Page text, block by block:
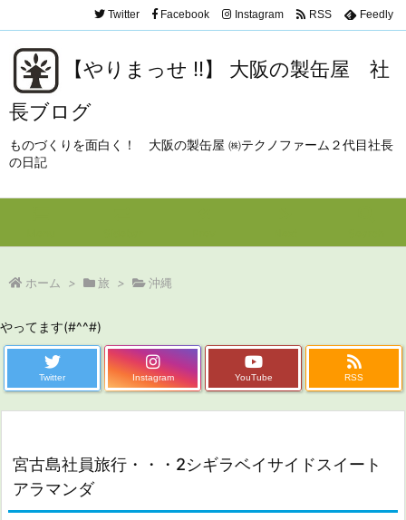
【やりまっせ !!】 大阪の製缶屋 社
長ブログ
ものづくりを面白く！ 大阪の製缶屋 ㈱テクノファーム２代目社長
の日記
Twitter Facebook Instagram RSS Feedly
ホーム > 旅 > 沖縄
やってます(#^^#)
Twitter Instagram YouTube RSS
宮古島社員旅行・・・2シギラベイサイドスイート
アラマンダ